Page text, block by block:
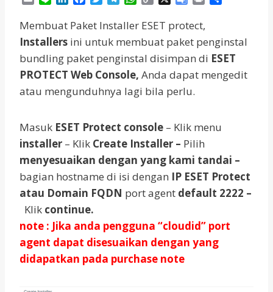
a
i
l
n
e
n
k
e
d
I
c
b
o
o
k
i
t
e
r
l
g
r
a
m
a
s
A
p
p
p
L
i
n
k
o
g
l
e
T
a
s
l
a
t
e
t
r
e
Membuat Paket Installer ESET protect,
Installers ini untuk membuat paket penginstal
bundling paket penginstal disimpan di ESET
PROTECT Web Console, Anda dapat mengedit
atau mengunduhnya lagi bila perlu.
Masuk ESET Protect console – Klik menu
installer – Klik Create Installer – Pilih
menyesuaikan dengan yang kami tandai –
bagian hostname di isi dengan IP ESET Protect
atau Domain FQDN port agent default 2222 –
Klik continue.
note : Jika anda pengguna “cloudid” port
agent dapat disesuaikan dengan yang
didapatkan pada purchase note